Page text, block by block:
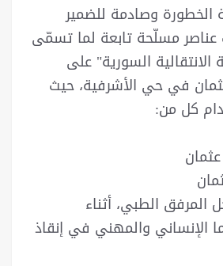
الخطورة وصادمة للضمير
عناصر مسلّحة تابعة لما تسمّى
السورية" على
في حي الأشرفية، حيث
كل من:
المرفق الطبي، أثناء
الإنساني والمهني في إنقاذ